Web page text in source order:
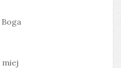
Boga
miej